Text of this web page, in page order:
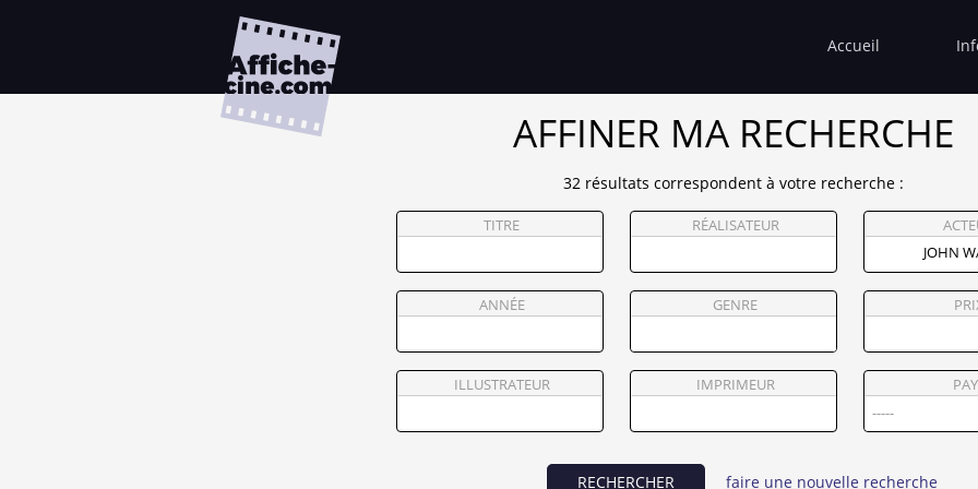
Accueil
AFFINER MA RECHERCHE
32 résultats correspondent à votre recherche :
TITRE RÉALISATEUR
ANNÉE GENRE
ILLUSTRATEUR IMPRIMEUR
RECHERCHER faire une nouvelle recherche